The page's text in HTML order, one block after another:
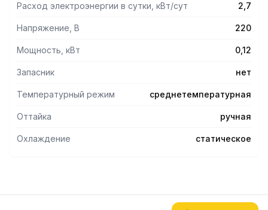
Расход электроэнергии в сутки, кВт/сут 2,7
Напряжение, В 220
Мощность, кВт 0,12
Запасник нет
Температурный режим среднетемпературная
Оттайка ручная
Охлаждение статическое